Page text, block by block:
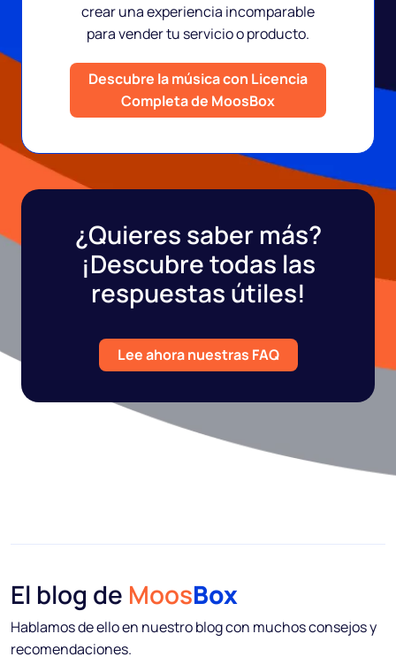
crear una experiencia incomparable
para vender tu servicio o producto.
Descubre la música con Licencia
Completa de MoosBox
¿Quieres saber más?
¡Descubre todas las
respuestas útiles!
Lee ahora nuestras FAQ
El blog de MoosBox
Hablamos de ello en nuestro blog con muchos consejos y
recomendaciones.